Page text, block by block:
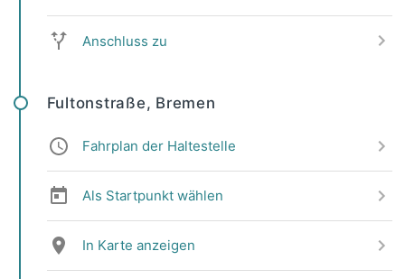
Anschluss zu
Fultonstraße, Bremen
Fahrplan der Haltestelle
Als Startpunkt wählen
In Karte anzeigen